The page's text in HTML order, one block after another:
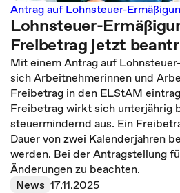
Antrag auf Lohnsteuer-
Lohnsteuer-
Freibetrag jetzt
Mit einem Antrag auf
sich Arbeitnehmerinnen und
Freibetrag in den ELStAM
Freibetrag wirkt sich unterjährig
steuermindernd aus. Ein
Dauer von zwei Kalenderjahren
werden. Bei der Antragstellung
Änderungen zu beachten.
News 17.11.2025